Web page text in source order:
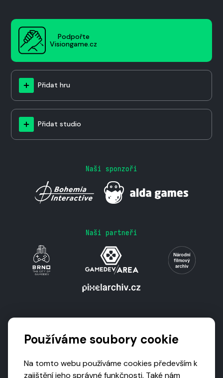
Podpořte
Visiongame.cz
Přidat hru
Přidat studio
Naši sponzoři
Naši partneři
Používáme soubory cookie
Na tomto webu používáme cookies především k
zajištění jeho správné funkčnosti. Také nám